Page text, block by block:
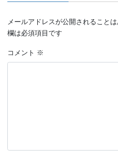
メールアドレスが公開されることは
欄は必須項目です
コメント ※